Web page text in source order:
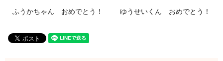
ふうかちゃん おめでとう！ ゆうせいくん おめでとう！